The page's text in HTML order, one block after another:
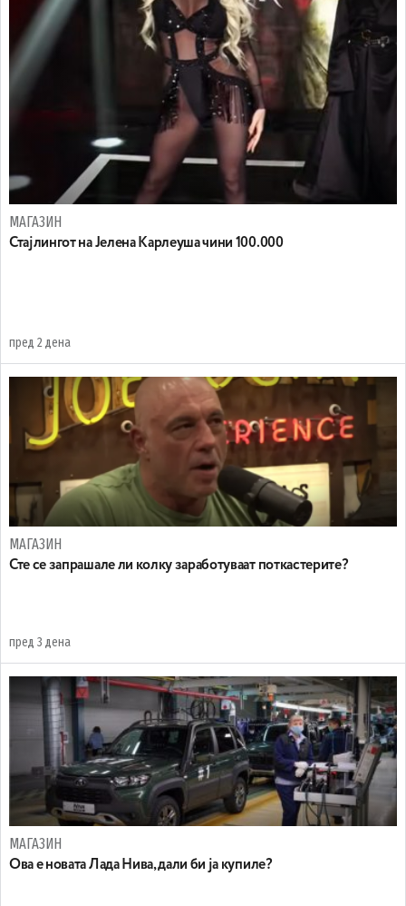
МАГАЗИН
Стајлингот на Јелена Карлеуша чини 100.000
пред 2 дена
МАГАЗИН
Сте се запрашале ли колку заработуваат поткастерите?
пред 3 дена
МАГАЗИН
Ова е новата Лада Нива, дали би ја купиле?